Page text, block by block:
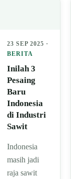
23 SEP 2025 ·
BERITA
Inilah 3
Pesaing
Baru
Indonesia
di Industri
Sawit
Indonesia
masih jadi
raja sawit